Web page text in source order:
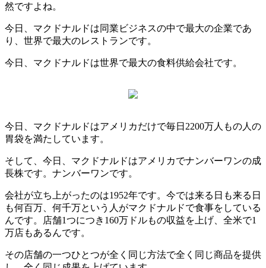
然ですよね。
今日、マクドナルドは同業ビジネスの中で最大の企業であ
り、世界で最大のレストランです。
今日、マクドナルドは世界で最大の食料供給会社です。
今日、マクドナルドはアメリカだけで毎日2200万人もの人の
胃袋を満たしています。
そして、今日、マクドナルドはアメリカでナンバーワンの成
長株です。ナンバーワンです。
会社が立ち上がったのは1952年です。今では来る日も来る日
も何百万、何千万という人がマクドナルドで食事をしている
んです。店舗1つにつき160万ドルもの収益を上げ、全米で1
万店もあるんです。
その店舗の一つひとつが全く同じ方法で全く同じ商品を提供